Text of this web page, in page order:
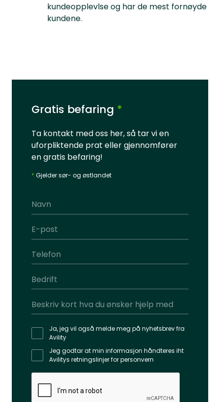
kundeopplevlse og har de mest fornøyde
kundene.
Gratis befaring *
Ta kontakt med oss her, så tar vi en
uforpliktende prat eller gjennomfører
en gratis befaring!
* Gjelder sør- og østlandet
Ja, jeg vil også melde meg på nyhetsbrev fra
Avility
Jeg godtar at min informasjon håndteres iht
Avilitys retningslinjer for personvern